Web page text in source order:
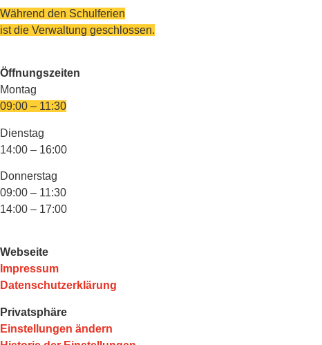
Während den Schulferien
ist die Verwaltung geschlossen.
Öffnungszeiten
Montag
09:00 – 11:30
Dienstag
14:00 – 16:00
Donnerstag
09:00 – 11:30
14:00 – 17:00
Webseite
Impressum
Datenschutzerklärung
Privatsphäre
Einstellungen ändern